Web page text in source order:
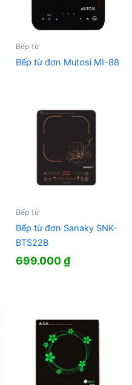
Bếp từ
Bếp từ đơn Mutosi MI-88
Bếp từ
Bếp từ đơn Sanaky SNK-
BTS22B
699.000₫